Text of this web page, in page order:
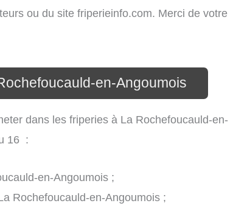
ou du site friperieinfo.com. Merci de votre
en-Angoumois
dans les friperies à La Rochefoucauld-en-
16 :
en-Angoumois ;
Rochefoucauld-en-Angoumois ;